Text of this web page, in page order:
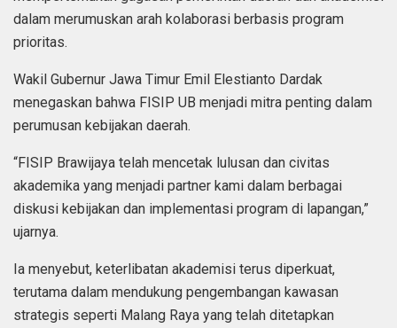
dalam merumuskan arah kolaborasi berbasis program
prioritas.
Wakil Gubernur Jawa Timur Emil Elestianto Dardak
menegaskan bahwa FISIP UB menjadi mitra penting dalam
perumusan kebijakan daerah.
“FISIP Brawijaya telah mencetak lulusan dan civitas
akademika yang menjadi partner kami dalam berbagai
diskusi kebijakan dan implementasi program di lapangan,”
ujarnya.
Ia menyebut, keterlibatan akademisi terus diperkuat,
terutama dalam mendukung pengembangan kawasan
strategis seperti Malang Raya yang telah ditetapkan